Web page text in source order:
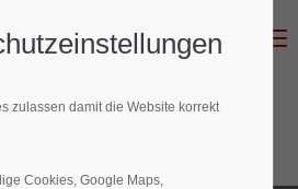
Menu
zulassen damit die Website korrekt
Cookies, Google Maps,